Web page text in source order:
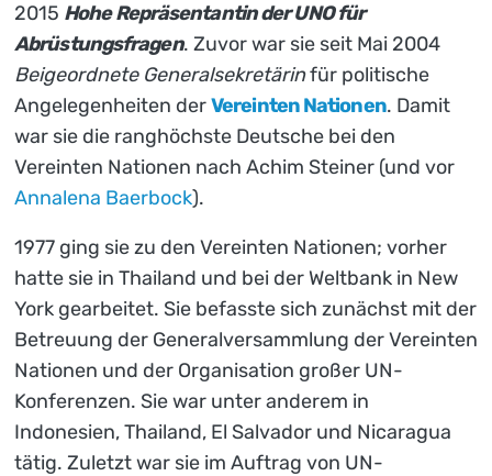
2015 Hohe Repräsentantin der UNO für
Abrüstungsfragen. Zuvor war sie seit Mai 2004
Beigeordnete Generalsekretärinfür politische
Angelegenheiten derVereinten Nationen. Damit
war sie die ranghöchste Deutsche bei den
Vereinten Nationen nach Achim Steiner (und vor
Annalena Baerbock).
1977 ging sie zu den Vereinten Nationen; vorher
hatte sie in Thailand und bei der Weltbank in New
York gearbeitet. Sie befasste sich zunächst mit der
Betreuung der Generalversammlung der Vereinten
Nationen und der Organisation großer UN-
Konferenzen. Sie war unter anderem in
Indonesien, Thailand, El Salvador und Nicaragua
tätig. Zuletzt war sie im Auftrag von UN-